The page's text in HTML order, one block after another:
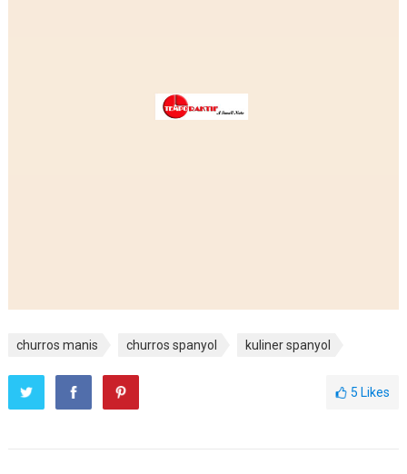
churros manis churros spanyol kuliner spanyol
5 Likes